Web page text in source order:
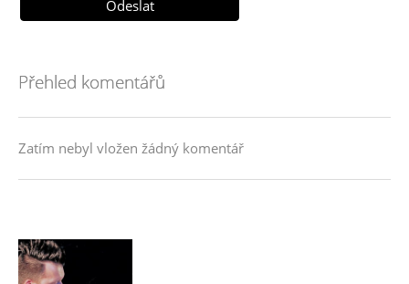
Přehled komentářů
Zatím nebyl vložen žádný komentář